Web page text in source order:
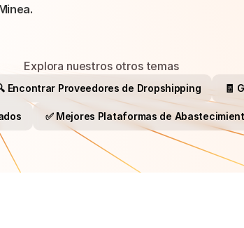
Explora nuestros otros temas
Encontrar Proveedores de Dropshipping 🧾
✅ Mejores Plataformas de